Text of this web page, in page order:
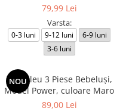
79,99 Lei
Varsta:
0-3 luni 9-12 luni
6-9 luni
3-6 luni
NOU
Compleu 3 Piese Bebeluși,
Model Power, culoare Maro
89,00 Lei